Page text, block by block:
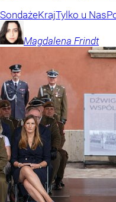
SondażeKrajTylko u Nas
Magdalena Frindt